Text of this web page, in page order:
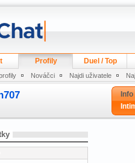
Profily Duel / Top
Nováčci Najdi uživatele
Info